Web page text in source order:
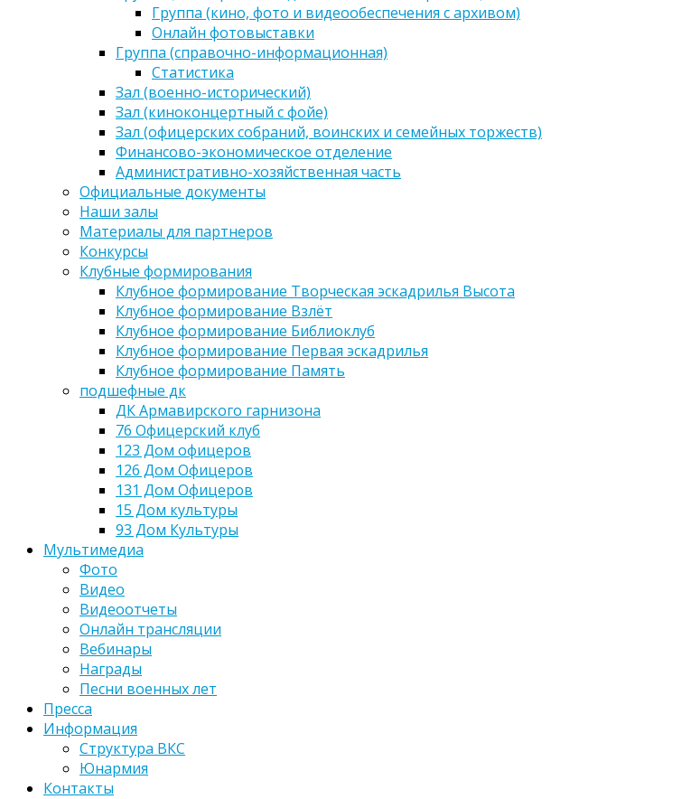
Группа (кино, фото и видеообеспечения с архивом)
Онлайн фотовыставки
Группа (справочно-информационная)
Статистика
Зал (военно-исторический)
Зал (киноконцертный с фойе)
Зал (офицерских собраний, воинских и семейных торжеств)
Финансово-экономическое отделение
Административно-хозяйственная часть
Официальные документы
Наши залы
Материалы для партнеров
Конкурсы
Клубные формирования
Клубное формирование Творческая эскадрилья Высота
Клубное формирование Взлёт
Клубное формирование Библиоклуб
Клубное формирование Первая эскадрилья
Клубное формирование Память
подшефные дк
ДК Армавирского гарнизона
76 Офицерский клуб
123 Дом офицеров
126 Дом Офицеров
131 Дом Офицеров
15 Дом культуры
93 Дом Культуры
Мультимедиа
Фото
Видео
Видеоотчеты
Онлайн трансляции
Вебинары
Награды
Песни военных лет
Пресса
Информация
Структура ВКС
Юнармия
Контакты